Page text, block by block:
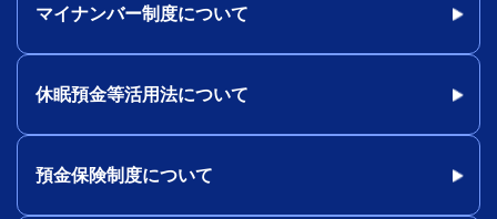
マイナンバー制度について
休眠預金等活用法について
預金保険制度について